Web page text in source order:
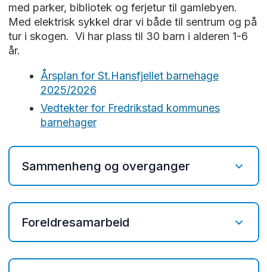
med parker, bibliotek og ferjetur til gamlebyen.
Med elektrisk sykkel drar vi både til sentrum og på
tur i skogen. Vi har plass til 30 barn i alderen 1-6
år.
Årsplan for St.Hansfjellet barnehage
2025/2026
Vedtekter for Fredrikstad kommunes
barnehager
Sammenheng og overganger
Å begynne i barnehagen
Etter hovedopptak blir alle nye barn
invitert sammen med foreldrene til
barnehagen for å leke og bli kjent. De
Foreldresamarbeid
I St.Hansfjellet barnehage legger vi til rette